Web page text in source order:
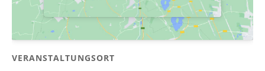
VERANSTALTUNGSORT